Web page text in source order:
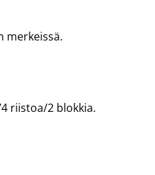
merkeissä.
riistoa/2 blokkia.